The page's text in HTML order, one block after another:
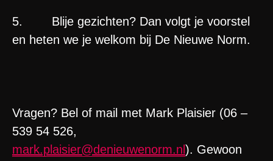
5. Blije gezichten? Dan volgt je voorstel
en heten we je welkom bij De Nieuwe Norm.
Vragen? Bel of mail met Mark Plaisier (06 –
539 54 526,
mark.plaisier@denieuwenorm.nl ). Gewoon